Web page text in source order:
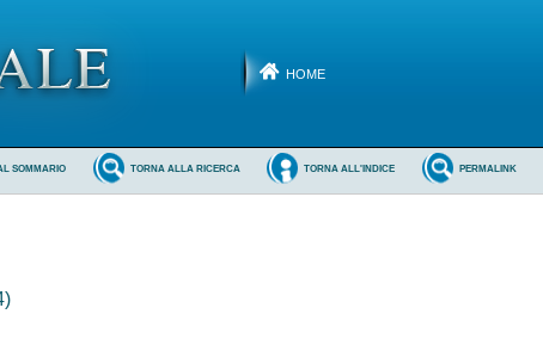
HOME
PERMALINK
TORNA ALL'INDICE
TORNA ALLA RICERCA
SOMMARIO